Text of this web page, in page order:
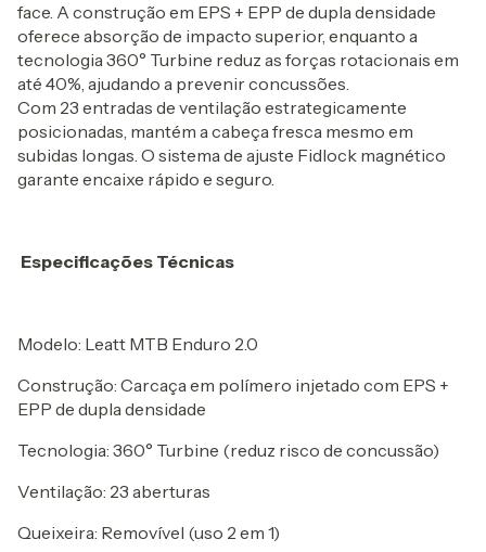
face. A construção em EPS + EPP de dupla densidade
oferece absorção de impacto superior, enquanto a
tecnologia 360° Turbine reduz as forças rotacionais em
até 40%, ajudando a prevenir concussões.
Com 23 entradas de ventilação estrategicamente
posicionadas, mantém a cabeça fresca mesmo em
subidas longas. O sistema de ajuste Fidlock magnético
garante encaixe rápido e seguro.
Especificações Técnicas
Modelo: Leatt MTB Enduro 2.0
Construção: Carcaça em polímero injetado com EPS +
EPP de dupla densidade
Tecnologia: 360° Turbine (reduz risco de concussão)
Ventilação: 23 aberturas
Queixeira: Removível (uso 2 em 1)